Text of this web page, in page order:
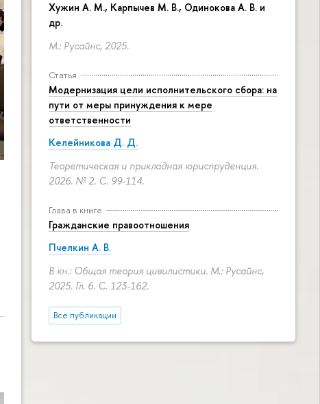
Хужин А. М., Карпычев М. В., Одинокова А. В. и
др.
М.: Русайнс, 2025.
Статья
Модернизация цели исполнительского сбора: на
пути от меры принуждения к мере
ответственности
Келейникова Д. Д.
Теоретическая и прикладная юриспруденция.
2026. № 2. С. 99-114.
Глава в книге
Гражданские правоотношения
Пчелкин А. В.
В кн.: Общая теория цивилистики. М.: Русайнс,
2025. Гл. 6. С. 123-162.
Все публикации